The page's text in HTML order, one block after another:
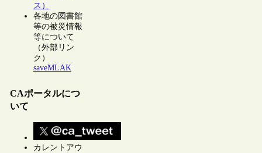
ス）
各地の図書館
等の被災情報
等について
（外部リン
ク）
saveMLAK
CAポータルにつ
いて
カレントアウ